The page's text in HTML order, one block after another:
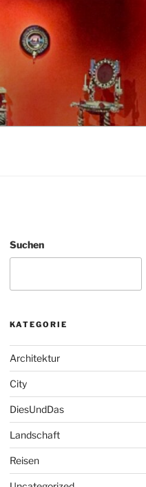
Suchen
KATEGORIE
Architektur
City
DiesUndDas
Landschaft
Reisen